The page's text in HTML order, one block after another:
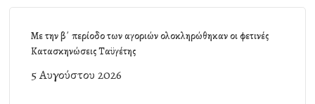
Με την β΄ περίοδο των αγοριών ολοκληρώθηκαν οι φετινές
Κατασκηνώσεις Ταϋγέτης
5 Αυγούστου 2026